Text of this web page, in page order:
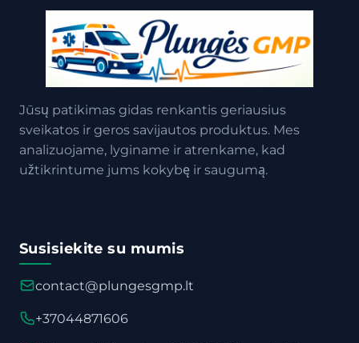
Jūsų patikimas gidas renkantis geriausius
sveikatos ir geros savijautos produktus. Mes
analizuojame, lyginame ir atrenkame, kad
užtikrintume jums kokybę ir saugumą.
Susisiekite su mumis
contact@plungesgmp.lt
+37044871606